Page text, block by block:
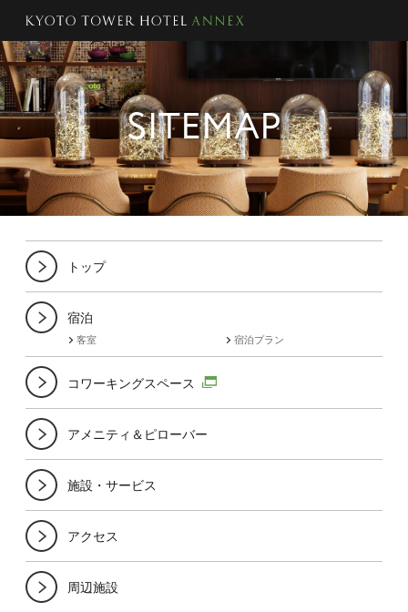
SITEMAP
トップ
宿泊
客室 宿泊プラン
コワーキングスペース
アメニティ＆ピローバー
施設・サービス
アクセス
周辺施設